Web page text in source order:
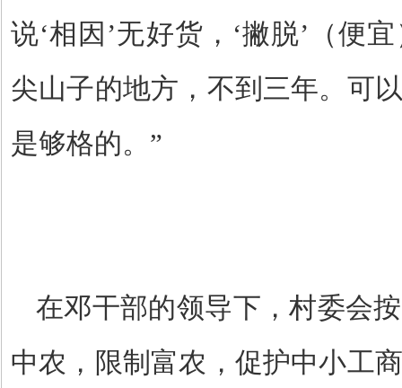
说‘相因 ’无好货， ‘撇脱’ （便
尖山子的地方，不到三年。可
是够格的。 ”
在邓干部的领导下，村委会
中农，限制富农，促护中小工